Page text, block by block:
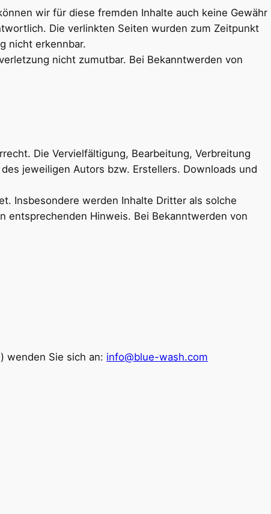
wir für diese fremden Inhalte auch keine Gewähr
Die verlinkten Seiten wurden zum Zeitpunkt
nicht erkennbar.
nicht zumutbar. Bei Bekanntwerden von
Die Vervielfältigung, Bearbeitung, Verbreitung
jeweiligen Autors bzw. Erstellers. Downloads und
Insbesondere werden Inhalte Dritter als solche
Hinweis. Bei Bekanntwerden von
wenden Sie sich an: info@blue-wash.com